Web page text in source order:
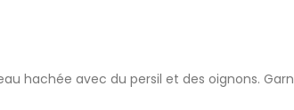
hachée avec du persil et des oignons.